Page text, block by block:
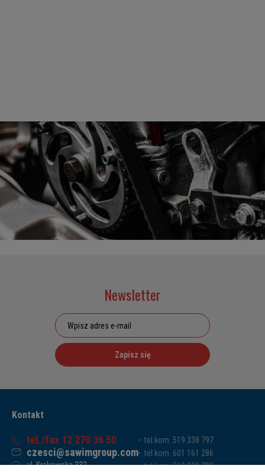
Newsletter
Zapisz się
Kontakt
tel./fax 12 270 36 50
czesci@sawimgroup.com
ul. Krakowska 332,
tel.kom. 519 338 797
tel.kom. 601 161 286
tel.kom. 519 338 793